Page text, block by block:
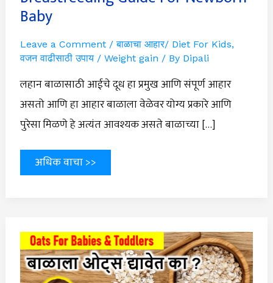
Baby
Leave a Comment /बाळाचा आहार/ Diet For Kids,
वजन वाढीसाठी उपाय / Weight gain / By Dipali
लहान बाळासाठी आईचे दूध हा प्रमुख आणि संपूर्ण आहार
असतो आणि हा आहार बाळाला वेळेवर योग्य प्रकारे आणि
पुरेसा मिळणे हे अत्यंत आवश्यक असते बाळाच्या […]
Baby
अधिक वाचा >>
लहान
मुलांना
ओट्स
द्यावेत